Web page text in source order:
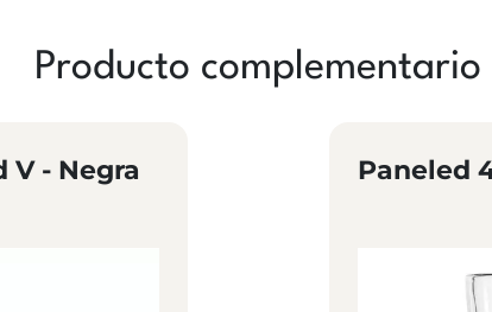
Producto complementario
- Negra Paneled